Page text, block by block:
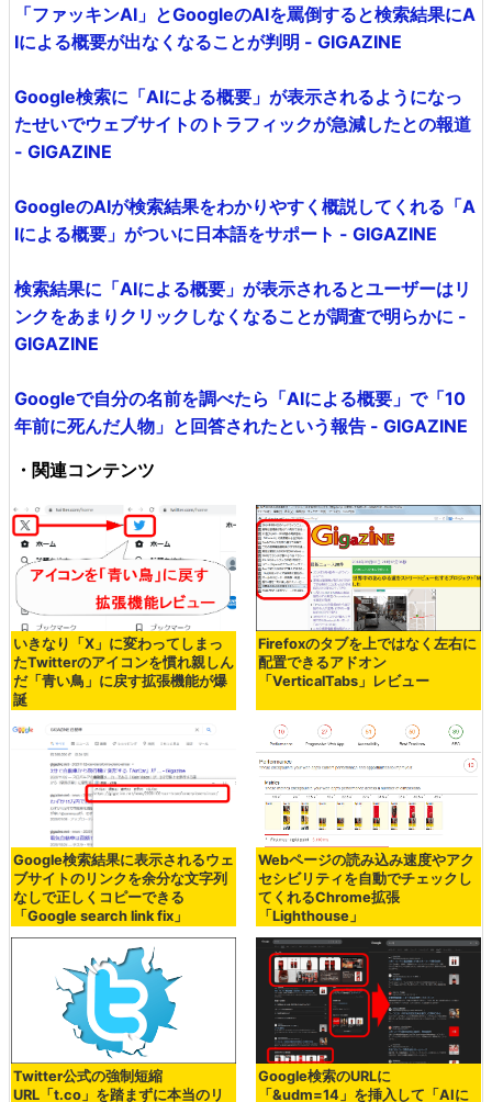
「ファッキンAI」とGoogleのAIを罵倒すると検索結果にA
Iによる概要が出なくなることが判明 - GIGAZINE
Google検索に「AIによる概要」が表示されるようになっ
たせいでウェブサイトのトラフィックが急減したとの報道
- GIGAZINE
GoogleのAIが検索結果をわかりやすく概説してくれる「A
Iによる概要」がついに日本語をサポート - GIGAZINE
検索結果に「AIによる概要」が表示されるとユーザーはリ
ンクをあまりクリックしなくなることが調査で明らかに -
GIGAZINE
Googleで自分の名前を調べたら「AIによる概要」で「10
年前に死んだ人物」と回答されたという報告 - GIGAZINE
・関連コンテンツ
いきなり「X」に変わってしまっ
たTwitterのアイコンを慣れ親しん
だ「青い鳥」に戻す拡張機能が爆
誕
Firefoxのタブを上ではなく左右に
配置できるアドオン
「VerticalTabs」レビュー
Google検索結果に表示されるウェ
ブサイトのリンクを余分な文字列
なしで正しくコピーできる
「Google search link fix」
Webページの読み込み速度やアク
セシビリティを自動でチェックし
てくれるChrome拡張
「Lighthouse」
Twitter公式の強制短縮
URL「t.co」を踏まずに本当のリ
Google検索のURLに
「&udm=14」を挿入して「AIに